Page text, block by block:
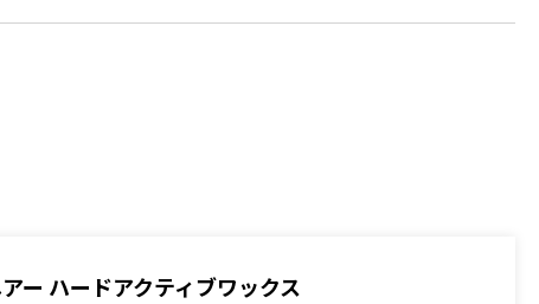
ー ハードアクティブワックス